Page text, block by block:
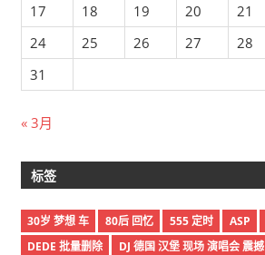
17
18 19 20 21
24
25 26 27 28
31
« 3月
标签
30岁 梦想 车 80后 回忆 555 定时 ASP
DEDE 批量删除
DJ 德国 汉堡 现场 演唱会 震撼